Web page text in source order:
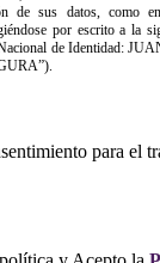
de sus datos, como
por escrito a la
de Identidad:
para el